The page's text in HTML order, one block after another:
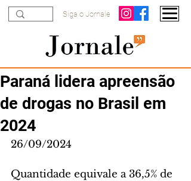
Siga o Jornale
Paraná lidera apreensão
de drogas no Brasil em
2024
26/09/2024
Quantidade equivale a 36,5% de